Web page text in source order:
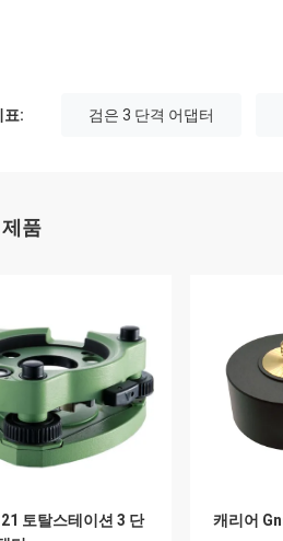
표: 검은 3 단격 어댑터
품
토탈스테이션 3 단
캐리어